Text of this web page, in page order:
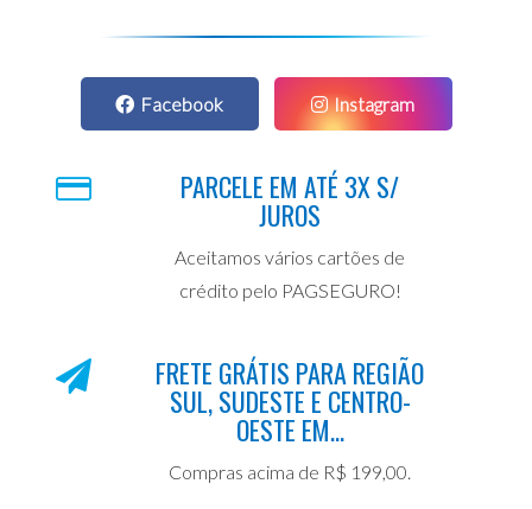
Facebook Instagram
PARCELE EM ATÉ 3X S/
JUROS
Aceitamos vários cartões de
crédito pelo PAGSEGURO!
FRETE GRÁTIS PARA REGIÃO
SUL, SUDESTE E CENTRO-
OESTE EM...
Compras acima de R$ 199,00.